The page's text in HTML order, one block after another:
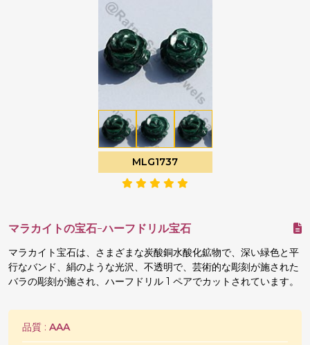
MLG1737
マラカイトの宝石-ハーフドリル宝石
マラカイト宝石は、さまざまな炭酸銅水酸化鉱物で、深い緑色と平
行なバンド、絹のような光沢、不透明で、芸術的な彫刻が施された
バラの彫刻が施され、ハーフドリル 1 ペアでカットされています。
品質 : AAA